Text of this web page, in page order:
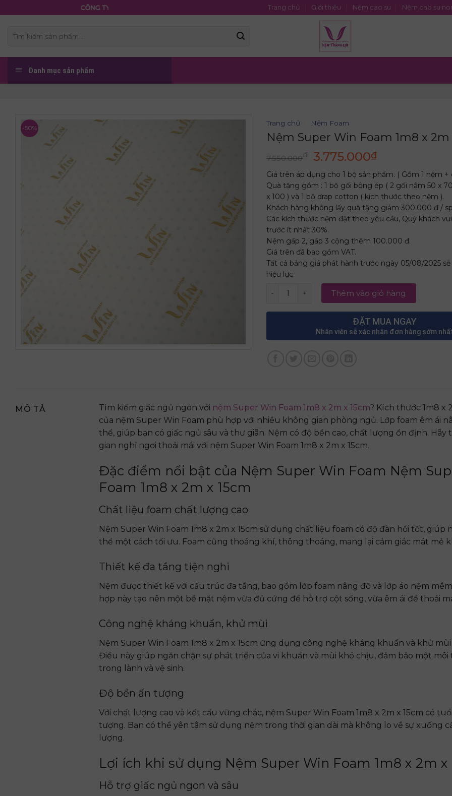
to
CÔNG TY TNHH NỆM THẮNG LỢI Trang chủ Giới thiệu Nệm cao su Nệm cao su
kiếm:
Danh mục sản phẩm
-50%
Trang chủ Nệm Foam
Nệm Super Win Foam 1m8 x 2m
7.550.000₫ Giá
gốc
là:
7.550.000₫.
3.775.000₫Giá
hiện
tại
là:
3.775.000₫.
Giá trên áp dụng cho 1 bộ sản phẩm. ( Gồm 1 nệm +
Quà tặng gồm : 1 bộ gối bông ép ( 2 gối nằm 50 x
x 100 ) và 1 bộ drap cotton ( kích thước theo nệm ).
Khách hàng không lấy quà tặng giảm 300.000 đ /
Các kích thước nệm đặt theo yêu cầu, Quý khách
trước ít nhất 30%.
Nệm gấp 2, gấp 3 cộng thêm 100.000 đ.
Giá trên đã bao gồm VAT.
Tất cả bảng giá phát hành trước ngày 05/08/2025
hiệu lực.
Nệm Super Win Foam 1m8 x 2m x 15cm số lượng
Thêm vào giỏ hàng
ĐẶT MUA NGAY
Nhân viên sẽ xác nhận đơn hàng sớm
MÔ TẢ Tìm kiếm giấc ngủ ngon với nệm Super Win Foam 1m8 x 2m x 15cm? Kích thước 1m8 x
của nệm Super Win Foam phù hợp với nhiều không gian phòng ngủ. Lớp foam êm ái
thể, giúp bạn có giấc ngủ sâu và thư giãn. Nệm có độ bền cao, chất lượng ổn định. Hãy
gian nghỉ ngơi thoải mái với nệm Super Win Foam 1m8 x 2m x 15cm.
Đặc điểm nổi bật của Nệm Super Win Foam Nệm
Foam 1m8 x 2m x 15cm
Chất liệu foam chất lượng cao
Nệm Super Win Foam 1m8 x 2m x 15cm sử dụng chất liệu foam có độ đàn hồi tốt, giúp
thể một cách tối ưu. Foam cũng thoáng khí, thông thoáng, mang lại cảm giác mát mẻ
Thiết kế đa tầng tiện nghi
Nệm được thiết kế với cấu trúc đa tầng, bao gồm lớp foam nâng đỡ và lớp áo nệm
hợp này tạo nên một bề mặt nệm vừa đủ cứng để hỗ trợ cột sống, vừa êm ái để thoải
Công nghệ kháng khuẩn, khử mùi
Nệm Super Win Foam 1m8 x 2m x 15cm ứng dụng công nghệ kháng khuẩn và khử
Điều này giúp ngăn chặn sự phát triển của vi khuẩn và mùi khó chịu, đảm bảo một
trong lành và vệ sinh.
Độ bền ấn tượng
Với chất lượng cao và kết cấu vững chắc, nệm Super Win Foam 1m8 x 2m x 15cm có
tượng. Bạn có thể yên tâm sử dụng nệm trong thời gian dài mà không lo về sự xuống
lượng.
Lợi ích khi sử dụng Nệm Super Win Foam 1m8 x 2m x
Hỗ trợ giấc ngủ ngon và sâu